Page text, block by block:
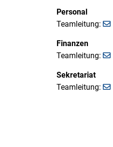
Personal
Teamleitung:
Finanzen
Teamleitung:
Sekretariat
Teamleitung: